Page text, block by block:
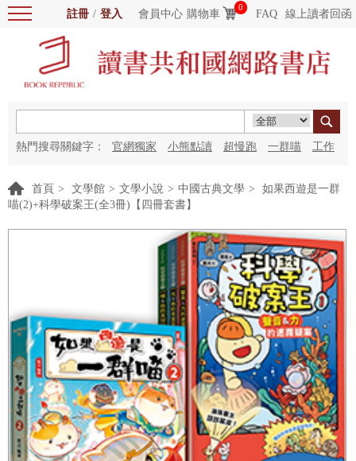
註冊 / 登入 會員中心 購物車
0
FAQ 線上讀者回函
熱門搜尋關鍵字： 官網獨家 小熊點讀 超慢跑 一群喵 工作
首頁 > 文學館 > 文學小說 > 中國古典文學 >
如果西遊是一群
喵(2)+科學破案王(全3冊)【四冊套書】